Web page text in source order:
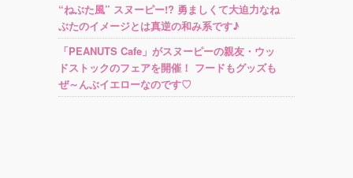
“ねぶた風” スヌーピー!? 勇ましくて大迫力なね
ぶたのイメージとは真逆の和み系です♪
「PEANUTS Cafe」がスヌーピーの親友・ウッ
ドストックのフェアを開催！ フードもグッズも
ぜ～んぶイエローなのです♡